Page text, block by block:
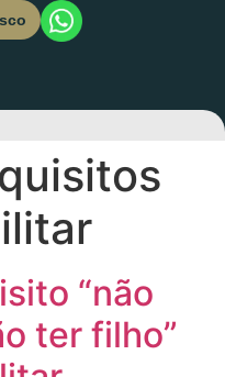
“não
ter filho”